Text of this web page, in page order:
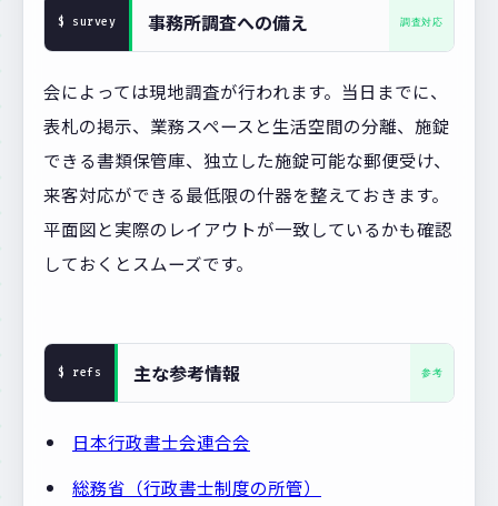
事務所調査への備え
会によっては現地調査が行われます。当日までに、
表札の掲示、業務スペースと生活空間の分離、施錠
できる書類保管庫、独立した施錠可能な郵便受け、
来客対応ができる最低限の什器を整えておきます。
平面図と実際のレイアウトが一致しているかも確認
しておくとスムーズです。
主な参考情報
日本行政書士会連合会
総務省（行政書士制度の所管）